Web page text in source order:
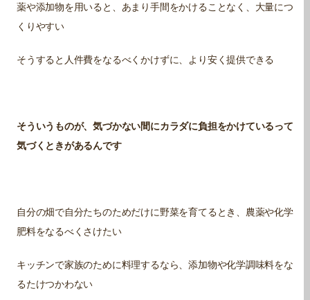
薬や添加物を用いると、あまり手間をかけることなく、大量につ
くりやすい
そうすると人件費をなるべくかけずに、より安く提供できる
そういうものが、気づかない間にカラダに負担をかけているって
気づくときがあるんです
自分の畑で自分たちのためだけに野菜を育てるとき、農薬や化学
肥料をなるべくさけたい
キッチンで家族のために料理するなら、添加物や化学調味料をな
るたけつかわない